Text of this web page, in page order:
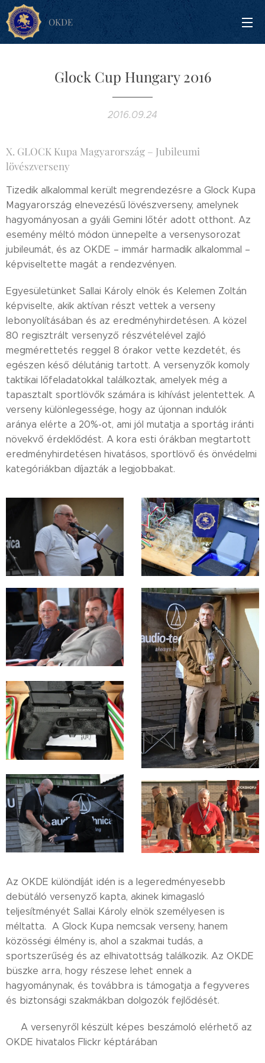
OKDE
Glock Cup Hungary 2016
2016.09.24
X. GLOCK Kupa Magyarország – Jubileumi
lövészverseny
Tizedik alkalommal került megrendezésre a Glock Kupa
Magyarország elnevezésű lövészverseny, amelynek
hagyományosan a gyáli Gemini lőtér adott otthont. Az
esemény méltó módon ünnepelte a versenysorozat
jubileumát, és az OKDE – immár harmadik alkalommal –
képviseltette magát a rendezvényen.
Egyesületünket Sallai Károly elnök és Kelemen Zoltán
képviselte, akik aktívan részt vettek a verseny
lebonyolításában és az eredményhirdetésen. A közel
80 regisztrált versenyző részvételével zajló
megmérettetés reggel 8 órakor vette kezdetét, és
egészen késő délutánig tartott. A versenyzők komoly
taktikai lőfeladatokkal találkoztak, amelyek még a
tapasztalt sportlövők számára is kihívást jelentettek. A
verseny különlegessége, hogy az újonnan indulók
aránya elérte a 20%-ot, ami jól mutatja a sportág iránti
növekvő érdeklődést. A kora esti órákban megtartott
eredményhirdetésen hivatásos, sportlövő és önvédelmi
kategóriákban díjazták a legjobbakat.
Az OKDE különdíját idén is a legeredményesebb
debütáló versenyző kapta, akinek kimagasló
teljesítményét Sallai Károly elnök személyesen is
méltatta. A Glock Kupa nemcsak verseny, hanem
közösségi élmény is, ahol a szakmai tudás, a
sportszerűség és az elhivatottság találkozik. Az OKDE
büszke arra, hogy részese lehet ennek a
hagyománynak, és továbbra is támogatja a fegyveres
és biztonsági szakmákban dolgozók fejlődését.
📸 A versenyről készült képes beszámoló elérhető az
OKDE hivatalos Flickr képtárában